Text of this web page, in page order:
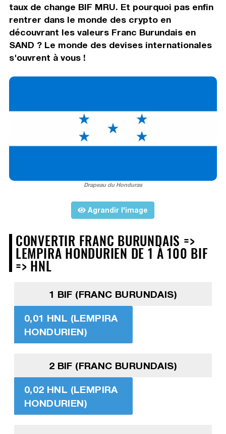
taux de change BIF MRU. Et pourquoi pas enfin
rentrer dans le monde des crypto en
découvrant les valeurs Franc Burundais en
SAND ? Le monde des devises internationales
s'ouvrent à vous !
Drapeau du Honduras
Agrandir l'image
CONVERTIR FRANC BURUNDAIS =>
LEMPIRA HONDURIEN DE 1 À 100 BIF
=> HNL
1 BIF (FRANC BURUNDAIS)
0,01 HNL (LEMPIRA
HONDURIEN)
2 BIF (FRANC BURUNDAIS)
0,02 HNL (LEMPIRA
HONDURIEN)